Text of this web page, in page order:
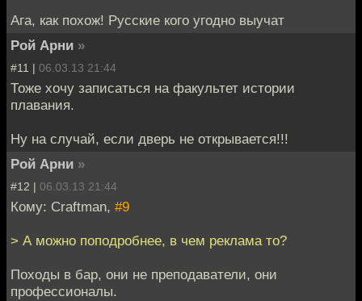
Ага, как похож! Русские кого угодно выучат
Рой Арни »
#11 | 06.03.13 21:44
Тоже хочу записаться на факультет истории
плавания.
Ну на случай, если дверь не открывается!!!
Рой Арни »
#12 | 06.03.13 21:44
Кому: Craftman, #9
> А можно поподробнее, в чем реклама то?
Походы в бар, они не преподаватели, они
профессионалы.